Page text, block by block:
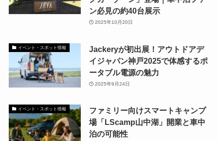
ン必見の約40台展示
2025年10月20日
イベント・スポット情報
Jackeryが初出展！アウトドアデ
イジャパン神戸2025で体感するポ
ータブル電源の魅力
2025年9月24日
イベント・スポット情報
ファミリー向けスマートキャンプ
場「LScamp山中湖」開業と車中
泊の可能性